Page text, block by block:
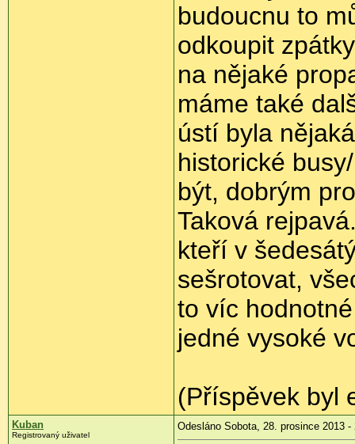
budoucnu to
odkoupit
na nějaké
máme také
ústí byla
historické
být, dobrým
Taková
kteří v
sešrotovat,
to víc
jedné vysoké
(Příspěvek byl
Kuban
Registrovaný uživatel
Odesláno Sobota, 28. prosince 2013 -